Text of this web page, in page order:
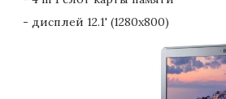
- дисплей 12.1' (1280х800)